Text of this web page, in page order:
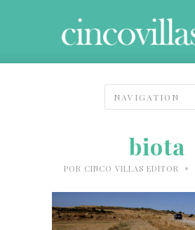
biota
POR CINCO VILLAS EDITOR •